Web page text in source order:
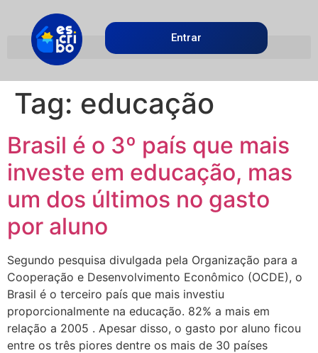
Entrar
Tag: educação
Brasil é o 3º país que mais
investe em educação, mas
um dos últimos no gasto
por aluno
Segundo pesquisa divulgada pela Organização para a
Cooperação e Desenvolvimento Econômico (OCDE), o
Brasil é o terceiro país que mais investiu
proporcionalmente na educação. 82% a mais em
relação a 2005 . Apesar disso, o gasto por aluno ficou
entre os três piores dentre os mais de 30 países